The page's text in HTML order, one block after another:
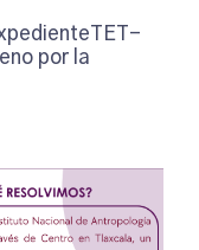
por la